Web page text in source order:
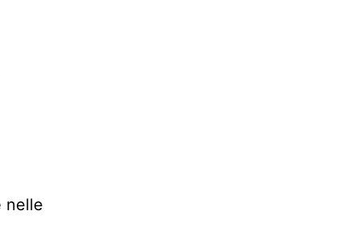
nelle